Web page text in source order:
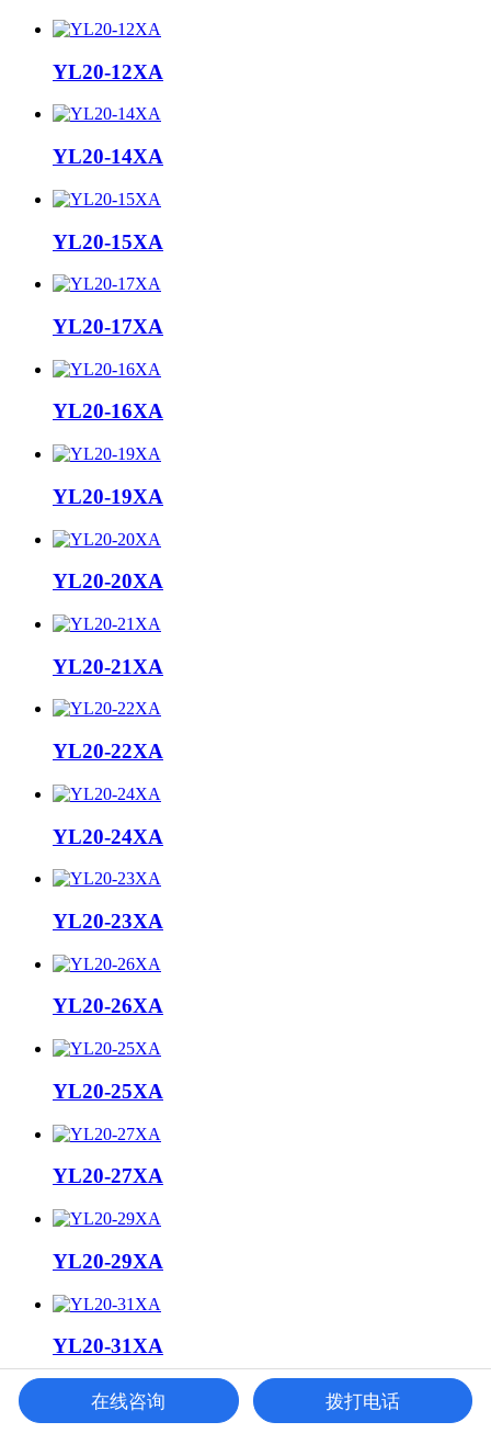
YL20-12XA
YL20-14XA
YL20-15XA
YL20-17XA
YL20-16XA
YL20-19XA
YL20-20XA
YL20-21XA
YL20-22XA
YL20-24XA
YL20-23XA
YL20-26XA
YL20-25XA
YL20-27XA
YL20-29XA
YL20-31XA
在线咨询 拨打电话